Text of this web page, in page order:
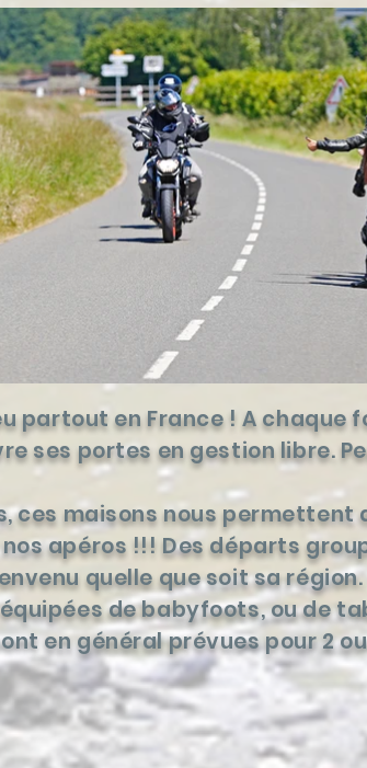
partout en France ! A chaque
ses portes en gestion libre.
ces maisons nous
apéros !!! Des départs
quelle que soit sa région.
de babyfoots, ou de
en général prévues pour 2